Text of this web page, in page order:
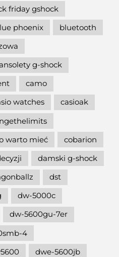
friday gshock
phoenix
bluetooth
g-shock
camo
watches
casioak
warto mieć
cobarion
damski g-shock
dst
dw-5000c
dw-5600gu-7er
4
dwe-5600jb